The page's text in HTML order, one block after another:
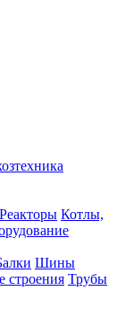
Реакторы Котлы,
Шины
строения Трубы